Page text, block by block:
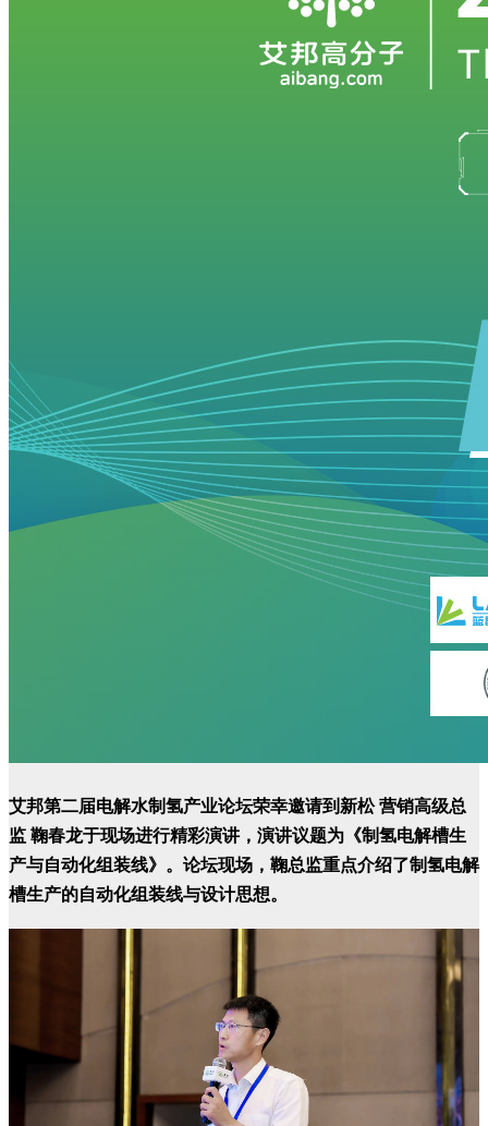
艾邦第二届电解水制氢产业论坛荣幸邀请到 新松 营销高级总
监 鞠春龙于现场进行精彩演讲，演讲议题为 《制氢电解槽生
产与自动化组装线》 。论坛现场，鞠总监重点介绍了制氢电解
槽生产的自动化组装线与设计思想。